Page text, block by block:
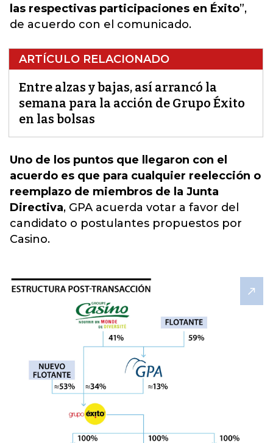
las respectivas participaciones en Éxito”,
de acuerdo con el comunicado.
ARTÍCULO RELACIONADO
Entre alzas y bajas, así arrancó la
semana para la acción de Grupo Éxito
en las bolsas
Uno de los puntos que llegaron con el
acuerdo es que para cualquier reelección o
reemplazo de miembros de la Junta
Directiva, GPA acuerda votar a favor del
candidato o postulantes propuestos por
Casino.